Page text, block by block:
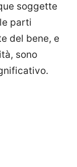
soggette
parti
del bene, e
sono